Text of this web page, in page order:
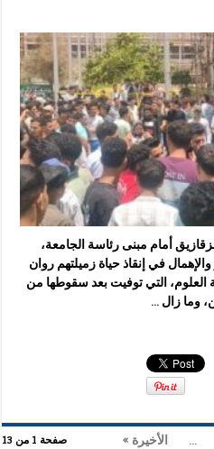
أمام مبنى رئاسة الجامعة،
في إنقاذ حياة زميلتهم روان
العلوم، التي توفيت بعد سقوطها من
وما زال …
صفحة 1 من 13 ... الأخيرة »